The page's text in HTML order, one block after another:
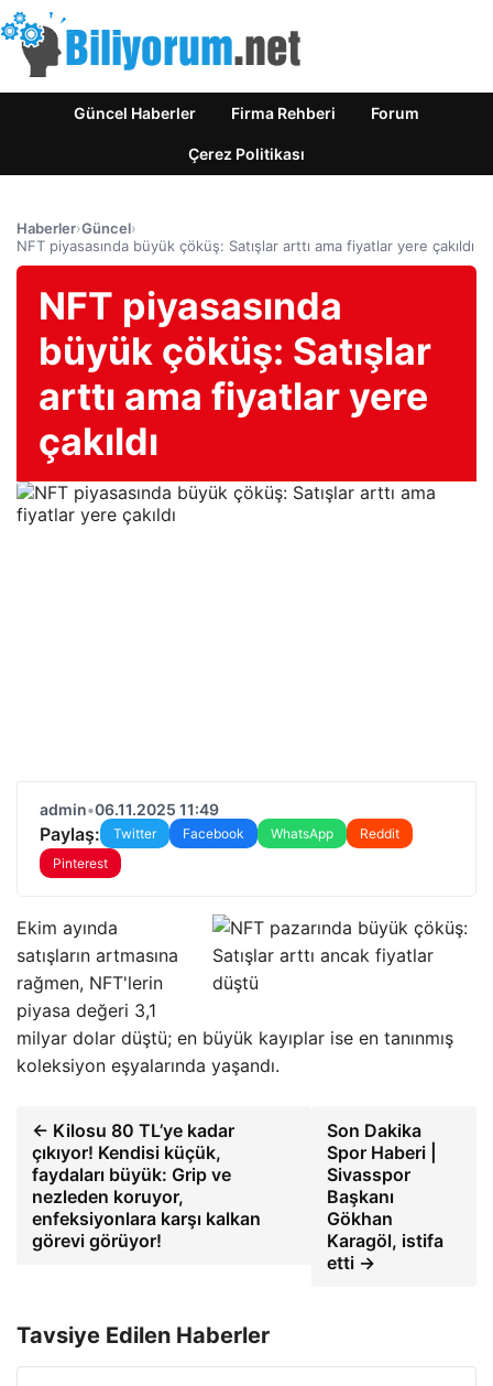
Güncel Haberler Firma Rehberi Forum
Çerez Politikası
Haberler›Güncel›
NFT piyasasında büyük çöküş: Satışlar arttı ama fiyatlar yere çakıldı
NFT piyasasında
büyük çöküş: Satışlar
arttı ama fiyatlar yere
çakıldı
admin•06.11.2025 11:49
Paylaş: Twitter Facebook WhatsApp
Reddit
Pinterest
Ekim ayında
satışların artmasına
rağmen, NFT'lerin
piyasa değeri 3,1
milyar dolar düştü; en büyük kayıplar ise en tanınmış
koleksiyon eşyalarında yaşandı.
← Kilosu 80 TL’ye kadar
çıkıyor! Kendisi küçük,
faydaları büyük: Grip ve
nezleden koruyor,
enfeksiyonlara karşı kalkan
görevi görüyor!
Son Dakika
Spor Haberi |
Sivasspor
Başkanı
Gökhan
Karagöl, istifa
etti →
Tavsiye Edilen Haberler